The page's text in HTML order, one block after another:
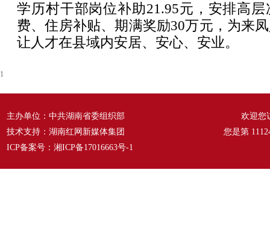
学历村干部岗位补助21.95元，安排高
费、住房补贴、期满奖励30万元，为来
让人才在县域内安居、安心、安业。
1
主办单位：中共湖南省委组织部
技术支持：湖南红网新媒体集团
ICP备案号： 湘ICP备17016663号-1
欢迎您
您是第